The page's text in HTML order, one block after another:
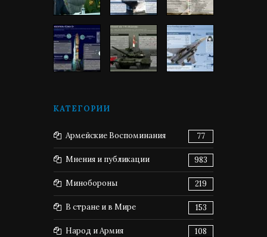
КАТЕГОРИИ
Армейские Воспоминания 77
Мнения и публикации 983
Минобороны 219
В стране и в Мире 153
Народ и Армия 108